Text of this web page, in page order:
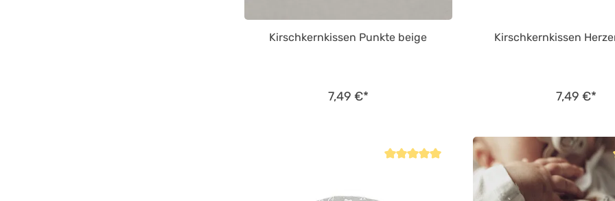
Kirschkernkissen Punkte beige
7,49 €*
Kirschkernkissen
7,49 €*
Durchschnittliche Bewertung von 5 von 5 Sternen